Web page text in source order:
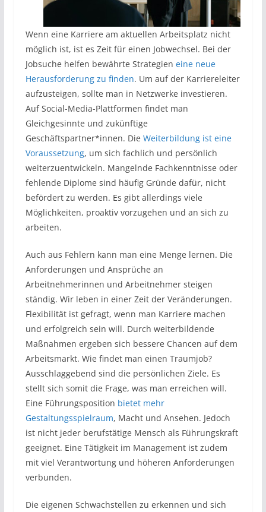
Wenn eine Karriere am aktuellen Arbeitsplatz nicht
möglich ist, ist es Zeit für einen Jobwechsel. Bei der
Jobsuche helfen bewährte Strategien eine neue
Herausforderung zu finden. Um auf der Karriereleiter
aufzusteigen, sollte man in Netzwerke investieren.
Auf Social-Media-Plattformen findet man
Gleichgesinnte und zukünftige
Geschäftspartner*innen. Die Weiterbildung ist eine
Voraussetzung, um sich fachlich und persönlich
weiterzuentwickeln. Mangelnde Fachkenntnisse oder
fehlende Diplome sind häufig Gründe dafür, nicht
befördert zu werden. Es gibt allerdings viele
Möglichkeiten, proaktiv vorzugehen und an sich zu
arbeiten.
Auch aus Fehlern kann man eine Menge lernen. Die
Anforderungen und Ansprüche an
Arbeitnehmerinnen und Arbeitnehmer steigen
ständig. Wir leben in einer Zeit der Veränderungen.
Flexibilität ist gefragt, wenn man Karriere machen
und erfolgreich sein will. Durch weiterbildende
Maßnahmen ergeben sich bessere Chancen auf dem
Arbeitsmarkt. Wie findet man einen Traumjob?
Ausschlaggebend sind die persönlichen Ziele. Es
stellt sich somit die Frage, was man erreichen will.
Eine Führungsposition bietet mehr
Gestaltungsspielraum, Macht und Ansehen. Jedoch
ist nicht jeder berufstätige Mensch als Führungskraft
geeignet. Eine Tätigkeit im Management ist zudem
mit viel Verantwortung und höheren Anforderungen
verbunden.
Die eigenen Schwachstellen zu erkennen und sich